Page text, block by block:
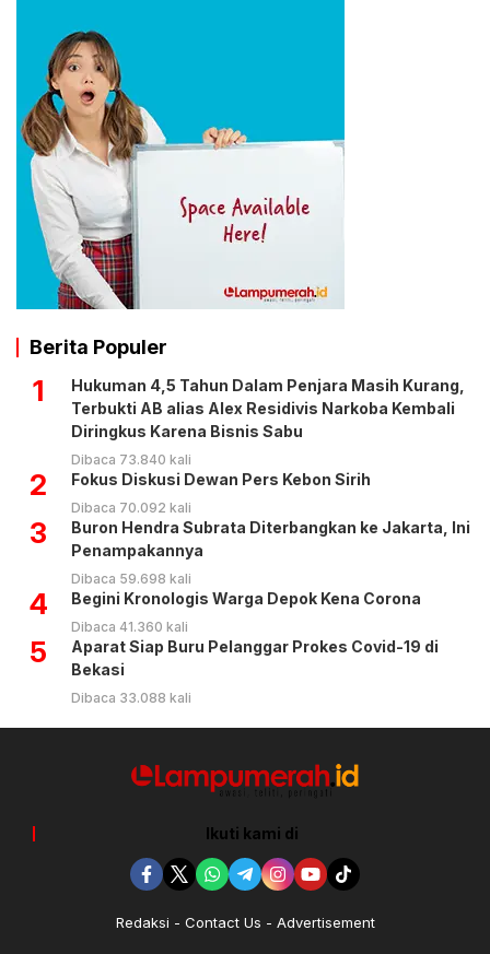
Berita Populer
1
Hukuman 4,5 Tahun Dalam Penjara Masih Kurang,
Terbukti AB alias Alex Residivis Narkoba Kembali
Diringkus Karena Bisnis Sabu
Dibaca 73.840 kali
2 Fokus Diskusi Dewan Pers Kebon Sirih
Dibaca 70.092 kali
3
Buron Hendra Subrata Diterbangkan ke Jakarta, Ini
Penampakannya
Dibaca 59.698 kali
4 Begini Kronologis Warga Depok Kena Corona
Dibaca 41.360 kali
5
Aparat Siap Buru Pelanggar Prokes Covid-19 di
Bekasi
Dibaca 33.088 kali
Ikuti kami di
Redaksi Contact Us Advertisement